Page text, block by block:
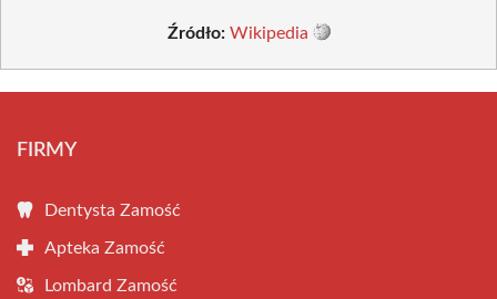
Źródło: Wikipedia
FIRMY
Dentysta Zamość
Apteka Zamość
Lombard Zamość